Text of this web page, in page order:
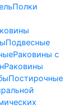
Полки
Подвесные
Раковины с
Раковины
Постирочные